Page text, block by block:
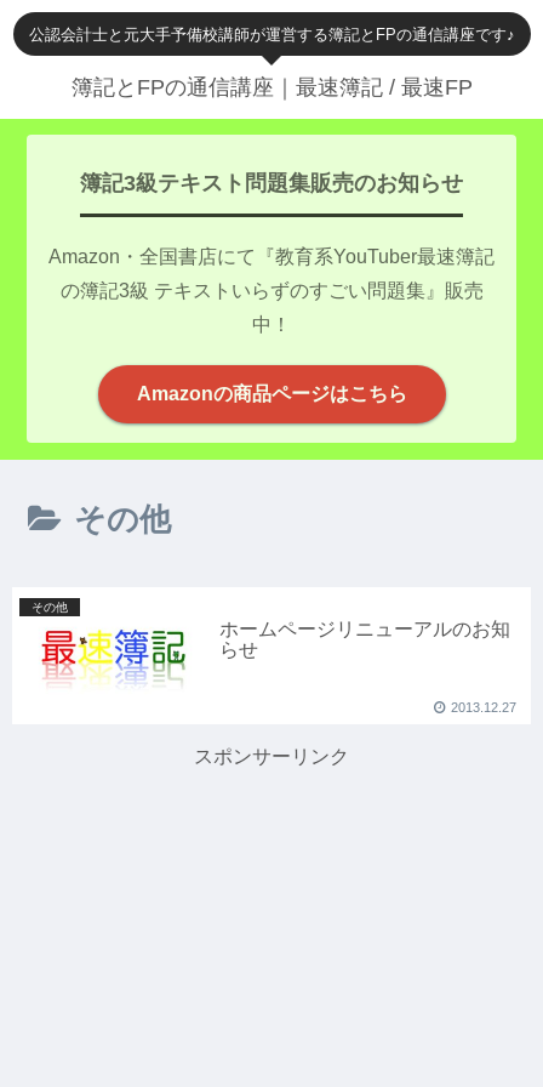
公認会計士と元大手予備校講師が運営する簿記とFPの通信講座です♪
簿記とFPの通信講座｜最速簿記 / 最速FP
簿記3級テキスト問題集販売のお知らせ
Amazon・全国書店にて『教育系YouTuber最速簿記
の簿記3級 テキストいらずのすごい問題集』販売
中！
Amazonの商品ページはこちら
その他
その他
ホームページリニューアルのお知
らせ
2013.12.27
スポンサーリンク